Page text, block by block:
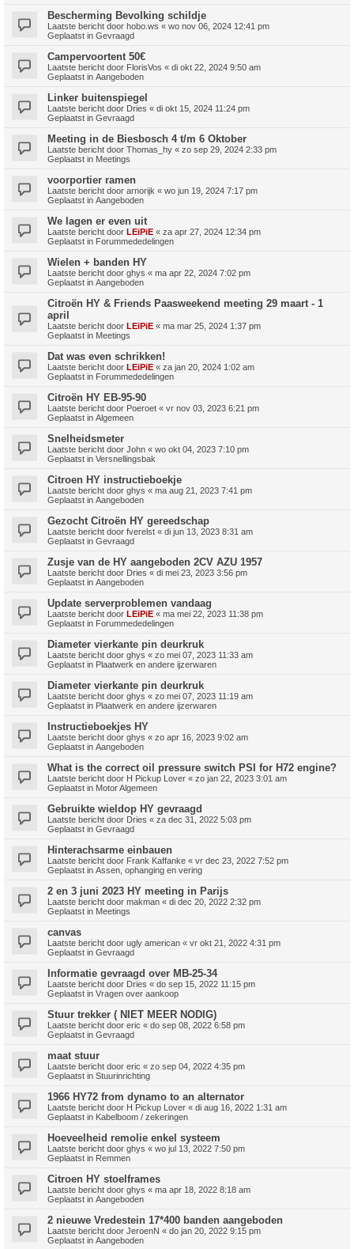
Bescherming Bevolking schildje
Laatste bericht door hobo.ws « wo nov 06, 2024 12:41 pm
Geplaatst in Gevraagd
Campervoortent 50€
Laatste bericht door FlorisVos « di okt 22, 2024 9:50 am
Geplaatst in Aangeboden
Linker buitenspiegel
Laatste bericht door Dries « di okt 15, 2024 11:24 pm
Geplaatst in Gevraagd
Meeting in de Biesbosch 4 t/m 6 Oktober
Laatste bericht door Thomas_hy « zo sep 29, 2024 2:33 pm
Geplaatst in Meetings
voorportier ramen
Laatste bericht door arnorijk « wo jun 19, 2024 7:17 pm
Geplaatst in Aangeboden
We lagen er even uit
Laatste bericht door LEiPiE « za apr 27, 2024 12:34 pm
Geplaatst in Forummededelingen
Wielen + banden HY
Laatste bericht door ghys « ma apr 22, 2024 7:02 pm
Geplaatst in Aangeboden
Citroën HY & Friends Paasweekend meeting 29 maart - 1
april
Laatste bericht door LEiPiE « ma mar 25, 2024 1:37 pm
Geplaatst in Meetings
Dat was even schrikken!
Laatste bericht door LEiPiE « za jan 20, 2024 1:02 am
Geplaatst in Forummededelingen
Citroën HY EB-95-90
Laatste bericht door Poeroet « vr nov 03, 2023 6:21 pm
Geplaatst in Algemeen
Snelheidsmeter
Laatste bericht door John « wo okt 04, 2023 7:10 pm
Geplaatst in Versnellingsbak
Citroen HY instructieboekje
Laatste bericht door ghys « ma aug 21, 2023 7:41 pm
Geplaatst in Aangeboden
Gezocht Citroën HY gereedschap
Laatste bericht door fverelst « di jun 13, 2023 8:31 am
Geplaatst in Gevraagd
Zusje van de HY aangeboden 2CV AZU 1957
Laatste bericht door Dries « di mei 23, 2023 3:56 pm
Geplaatst in Aangeboden
Update serverproblemen vandaag
Laatste bericht door LEiPiE « ma mei 22, 2023 11:38 pm
Geplaatst in Forummededelingen
Diameter vierkante pin deurkruk
Laatste bericht door ghys « zo mei 07, 2023 11:33 am
Geplaatst in Plaatwerk en andere ijzerwaren
Diameter vierkante pin deurkruk
Laatste bericht door ghys « zo mei 07, 2023 11:19 am
Geplaatst in Plaatwerk en andere ijzerwaren
Instructieboekjes HY
Laatste bericht door ghys « zo apr 16, 2023 9:02 am
Geplaatst in Aangeboden
What is the correct oil pressure switch PSI for H72 engine?
Laatste bericht door H Pickup Lover « zo jan 22, 2023 3:01 am
Geplaatst in Motor Algemeen
Gebruikte wieldop HY gevraagd
Laatste bericht door Dries « za dec 31, 2022 5:03 pm
Geplaatst in Gevraagd
Hinterachsarme einbauen
Laatste bericht door Frank Kaffanke « vr dec 23, 2022 7:52 pm
Geplaatst in Assen, ophanging en vering
2 en 3 juni 2023 HY meeting in Parijs
Laatste bericht door makman « di dec 20, 2022 2:32 pm
Geplaatst in Meetings
canvas
Laatste bericht door ugly american « vr okt 21, 2022 4:31 pm
Geplaatst in Gevraagd
Informatie gevraagd over MB-25-34
Laatste bericht door Dries « do sep 15, 2022 11:15 pm
Geplaatst in Vragen over aankoop
Stuur trekker ( NIET MEER NODIG)
Laatste bericht door eric « do sep 08, 2022 6:58 pm
Geplaatst in Gevraagd
maat stuur
Laatste bericht door eric « zo sep 04, 2022 4:35 pm
Geplaatst in Stuurinrichting
1966 HY72 from dynamo to an alternator
Laatste bericht door H Pickup Lover « di aug 16, 2022 1:31 am
Geplaatst in Kabelboom / zekeringen
Hoeveelheid remolie enkel systeem
Laatste bericht door ghys « wo jul 13, 2022 7:50 pm
Geplaatst in Remmen
Citroen HY stoelframes
Laatste bericht door ghys « ma apr 18, 2022 8:18 am
Geplaatst in Aangeboden
2 nieuwe Vredestein 17*400 banden aangeboden
Laatste bericht door JeroenN « do jan 20, 2022 9:15 pm
Geplaatst in Aangeboden